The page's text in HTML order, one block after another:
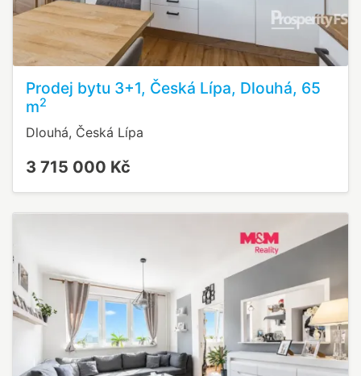
Prodej bytu 3+1, Česká Lípa, Dlouhá, 65
m2
Dlouhá, Česká Lípa
3 715 000 Kč